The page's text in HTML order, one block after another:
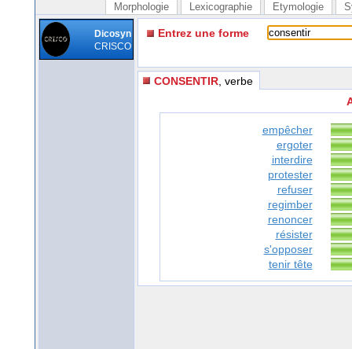
Morphologie Lexicographie Etymologie
Dicosyn
CRISCO
Entrez une forme
CONSENTIR , verbe
empêcher
ergoter
interdire
protester
refuser
regimber
renoncer
résister
s'opposer
tenir tête